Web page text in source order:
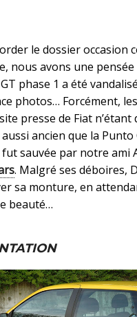
le dossier occasion
nous avons une
phase 1 a été
photos… Forcément,
presse de Fiat
ancien que la Punto
sauvée par notre ami
. Malgré ses déboires,
sa monture, en
beauté…